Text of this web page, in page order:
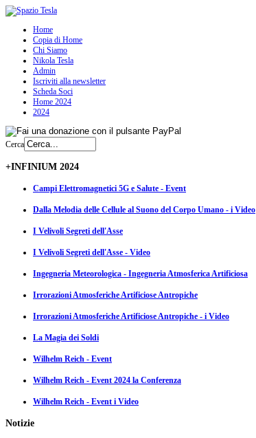
Home
Copia di Home
Chi Siamo
Nikola Tesla
Admin
Iscriviti alla newsletter
Scheda Soci
Home 2024
2024
Cerca
+INFINIUM 2024
Campi Elettromagnetici 5G e Salute - Event
Dalla Melodia delle Cellule al Suono del Corpo Umano - i Video
I Velivoli Segreti dell'Asse
I Velivoli Segreti dell'Asse - Video
Ingegneria Meteorologica - Ingegneria Atmosferica Artificiosa
Irrorazioni Atmosferiche Artificiose Antropiche
Irrorazioni Atmosferiche Artificiose Antropiche - i Video
La Magia dei Soldi
Wilhelm Reich - Event
Wilhelm Reich - Event 2024 la Conferenza
Wilhelm Reich - Event i Video
Notizie